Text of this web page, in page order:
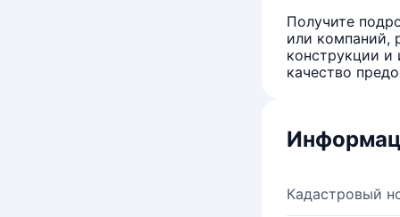
Получите
или компаний,
конструкции и
качество
Кадастровый